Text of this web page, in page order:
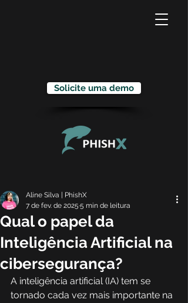
Solicite uma demo
Qual o papel da
Inteligência Artificial na
cibersegurança?
Aline Silva | PhishX
7 de fev. de 2025 5 min de leitura
A inteligência artificial (IA) tem se
tornado cada vez mais importante na